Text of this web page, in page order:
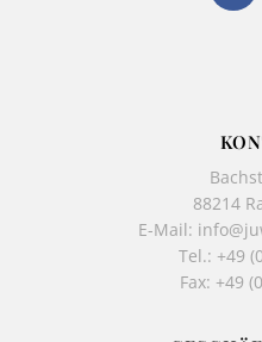
k
-
f
88214
E-Mail:
Tel.: +49
Fax: +49